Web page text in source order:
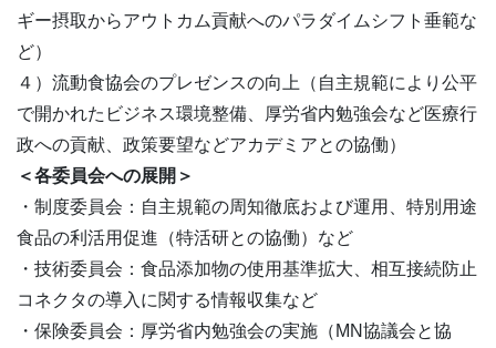
ギー摂取からアウトカム貢献へのパラダイムシフト垂範な
ど）
４）流動食協会のプレゼンスの向上（自主規範により公平
で開かれたビジネス環境整備、厚労省内勉強会など医療行
政への貢献、政策要望などアカデミアとの協働）
＜各委員会への展開＞
・制度委員会：自主規範の周知徹底および運用、特別用途
食品の利活用促進（特活研との協働）など
・技術委員会：食品添加物の使用基準拡大、相互接続防止
コネクタの導入に関する情報収集など
・保険委員会：厚労省内勉強会の実施（MN協議会と協